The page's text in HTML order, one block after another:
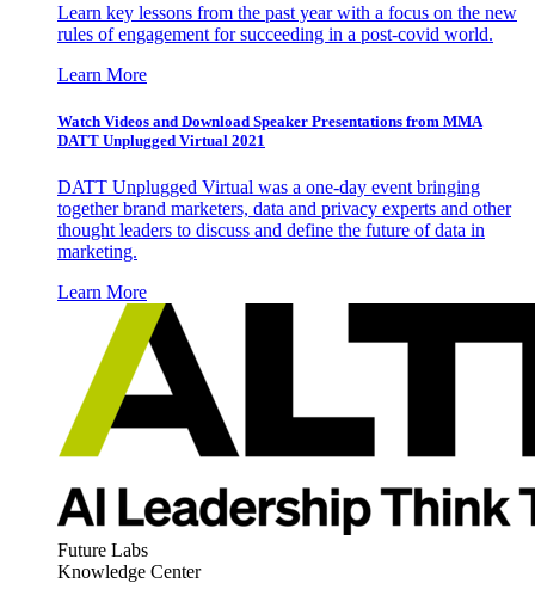
Learn key lessons from the past year with a focus on the new
rules of engagement for succeeding in a post-covid world.
Learn More
Watch Videos and Download Speaker Presentations from MMA
DATT Unplugged Virtual 2021
DATT Unplugged Virtual was a one-day event bringing
together brand marketers, data and privacy experts and other
thought leaders to discuss and define the future of data in
marketing.
Learn More
Future Labs
Knowledge Center